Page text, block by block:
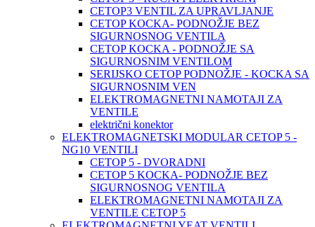
CETOP3 VENTIL ZA UPRAVLJANJE
CETOP KOCKA- PODNOŽJE BEZ
SIGURNOSNOG VENTILA
CETOP KOCKA - PODNOŽJE SA
SIGURNOSNIM VENTILOM
SERIJSKO CETOP PODNOŽJE - KOCKA SA
SIGURNOSNIM VEN
ELEKTROMAGNETNI NAMOTAJI ZA
VENTILE
električni konektor
ELEKTROMAGNETSKI MODULAR CETOP 5 -
NG10 VENTILI
CETOP 5 - DVORADNI
CETOP 5 KOCKA- PODNOŽJE BEZ
SIGURNOSNOG VENTILA
ELEKTROMAGNETNI NAMOTAJI ZA
VENTILE CETOP 5